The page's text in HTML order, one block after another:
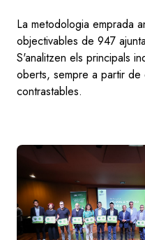
La metodologia emprada
objectivables de 947
S'analitzen els principals
oberts, sempre a partir de
contrastables.
Image